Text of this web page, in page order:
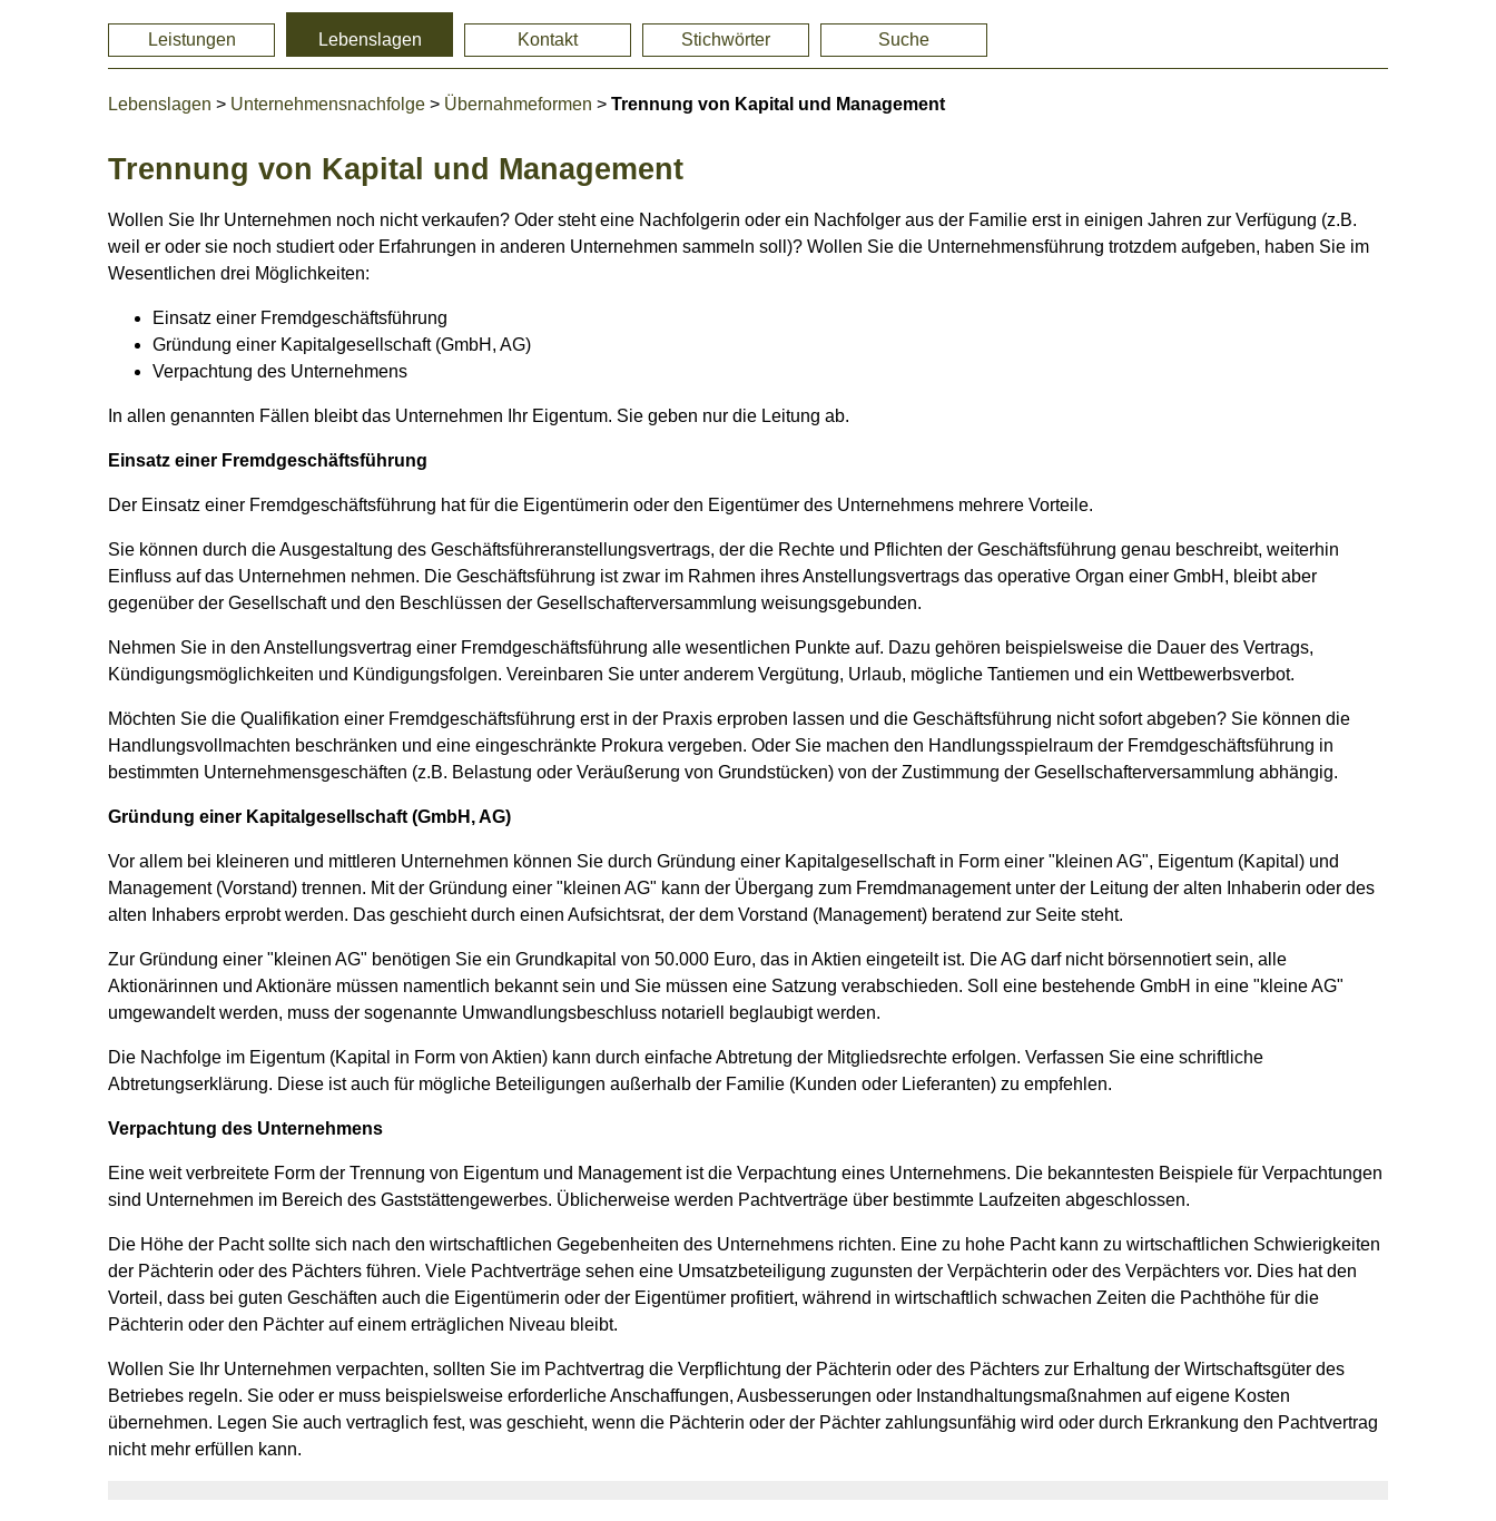
Leistungen Lebenslagen Kontakt Stichwörter Suche
Lebenslagen > Unternehmensnachfolge > Übernahmeformen > Trennung von Kapital und Management
Trennung von Kapital und Management
Wollen Sie Ihr Unternehmen noch nicht verkaufen? Oder steht eine Nachfolgerin oder ein Nachfolger aus der Familie erst in einigen Jahren zur Verfügung (z.B.
weil er oder sie noch studiert oder Erfahrungen in anderen Unternehmen sammeln soll)? Wollen Sie die Unternehmensführung trotzdem aufgeben, haben Sie im
Wesentlichen drei Möglichkeiten:
Einsatz einer Fremdgeschäftsführung
Gründung einer Kapitalgesellschaft (GmbH, AG)
Verpachtung des Unternehmens
In allen genannten Fällen bleibt das Unternehmen Ihr Eigentum. Sie geben nur die Leitung ab.
Einsatz einer Fremdgeschäftsführung
Der Einsatz einer Fremdgeschäftsführung hat für die Eigentümerin oder den Eigentümer des Unternehmens mehrere Vorteile.
Sie können durch die Ausgestaltung des Geschäftsführeranstellungsvertrags, der die Rechte und Pflichten der Geschäftsführung genau beschreibt, weiterhin
Einfluss auf das Unternehmen nehmen. Die Geschäftsführung ist zwar im Rahmen ihres Anstellungsvertrags das operative Organ einer GmbH, bleibt aber
gegenüber der Gesellschaft und den Beschlüssen der Gesellschafterversammlung weisungsgebunden.
Nehmen Sie in den Anstellungsvertrag einer Fremdgeschäftsführung alle wesentlichen Punkte auf. Dazu gehören beispielsweise die Dauer des Vertrags,
Kündigungsmöglichkeiten und Kündigungsfolgen. Vereinbaren Sie unter anderem Vergütung, Urlaub, mögliche Tantiemen und ein Wettbewerbsverbot.
Möchten Sie die Qualifikation einer Fremdgeschäftsführung erst in der Praxis erproben lassen und die Geschäftsführung nicht sofort abgeben? Sie können die
Handlungsvollmachten beschränken und eine eingeschränkte Prokura vergeben. Oder Sie machen den Handlungsspielraum der Fremdgeschäftsführung in
bestimmten Unternehmensgeschäften (z.B. Belastung oder Veräußerung von Grundstücken) von der Zustimmung der Gesellschafterversammlung abhängig.
Gründung einer Kapitalgesellschaft (GmbH, AG)
Vor allem bei kleineren und mittleren Unternehmen können Sie durch Gründung einer Kapitalgesellschaft in Form einer "kleinen AG", Eigentum (Kapital) und
Management (Vorstand) trennen. Mit der Gründung einer "kleinen AG" kann der Übergang zum Fremdmanagement unter der Leitung der alten Inhaberin oder des
alten Inhabers erprobt werden. Das geschieht durch einen Aufsichtsrat, der dem Vorstand (Management) beratend zur Seite steht.
Zur Gründung einer "kleinen AG" benötigen Sie ein Grundkapital von 50.000 Euro, das in Aktien eingeteilt ist. Die AG darf nicht börsennotiert sein, alle
Aktionärinnen und Aktionäre müssen namentlich bekannt sein und Sie müssen eine Satzung verabschieden. Soll eine bestehende GmbH in eine "kleine AG"
umgewandelt werden, muss der sogenannte Umwandlungsbeschluss notariell beglaubigt werden.
Die Nachfolge im Eigentum (Kapital in Form von Aktien) kann durch einfache Abtretung der Mitgliedsrechte erfolgen. Verfassen Sie eine schriftliche
Abtretungserklärung. Diese ist auch für mögliche Beteiligungen außerhalb der Familie (Kunden oder Lieferanten) zu empfehlen.
Verpachtung des Unternehmens
Eine weit verbreitete Form der Trennung von Eigentum und Management ist die Verpachtung eines Unternehmens. Die bekanntesten Beispiele für Verpachtungen
sind Unternehmen im Bereich des Gaststättengewerbes. Üblicherweise werden Pachtverträge über bestimmte Laufzeiten abgeschlossen.
Die Höhe der Pacht sollte sich nach den wirtschaftlichen Gegebenheiten des Unternehmens richten. Eine zu hohe Pacht kann zu wirtschaftlichen Schwierigkeiten
der Pächterin oder des Pächters führen. Viele Pachtverträge sehen eine Umsatzbeteiligung zugunsten der Verpächterin oder des Verpächters vor. Dies hat den
Vorteil, dass bei guten Geschäften auch die Eigentümerin oder der Eigentümer profitiert, während in wirtschaftlich schwachen Zeiten die Pachthöhe für die
Pächterin oder den Pächter auf einem erträglichen Niveau bleibt.
Wollen Sie Ihr Unternehmen verpachten, sollten Sie im Pachtvertrag die Verpflichtung der Pächterin oder des Pächters zur Erhaltung der Wirtschaftsgüter des
Betriebes regeln. Sie oder er muss beispielsweise erforderliche Anschaffungen, Ausbesserungen oder Instandhaltungsmaßnahmen auf eigene Kosten
übernehmen. Legen Sie auch vertraglich fest, was geschieht, wenn die Pächterin oder der Pächter zahlungsunfähig wird oder durch Erkrankung den Pachtvertrag
nicht mehr erfüllen kann.